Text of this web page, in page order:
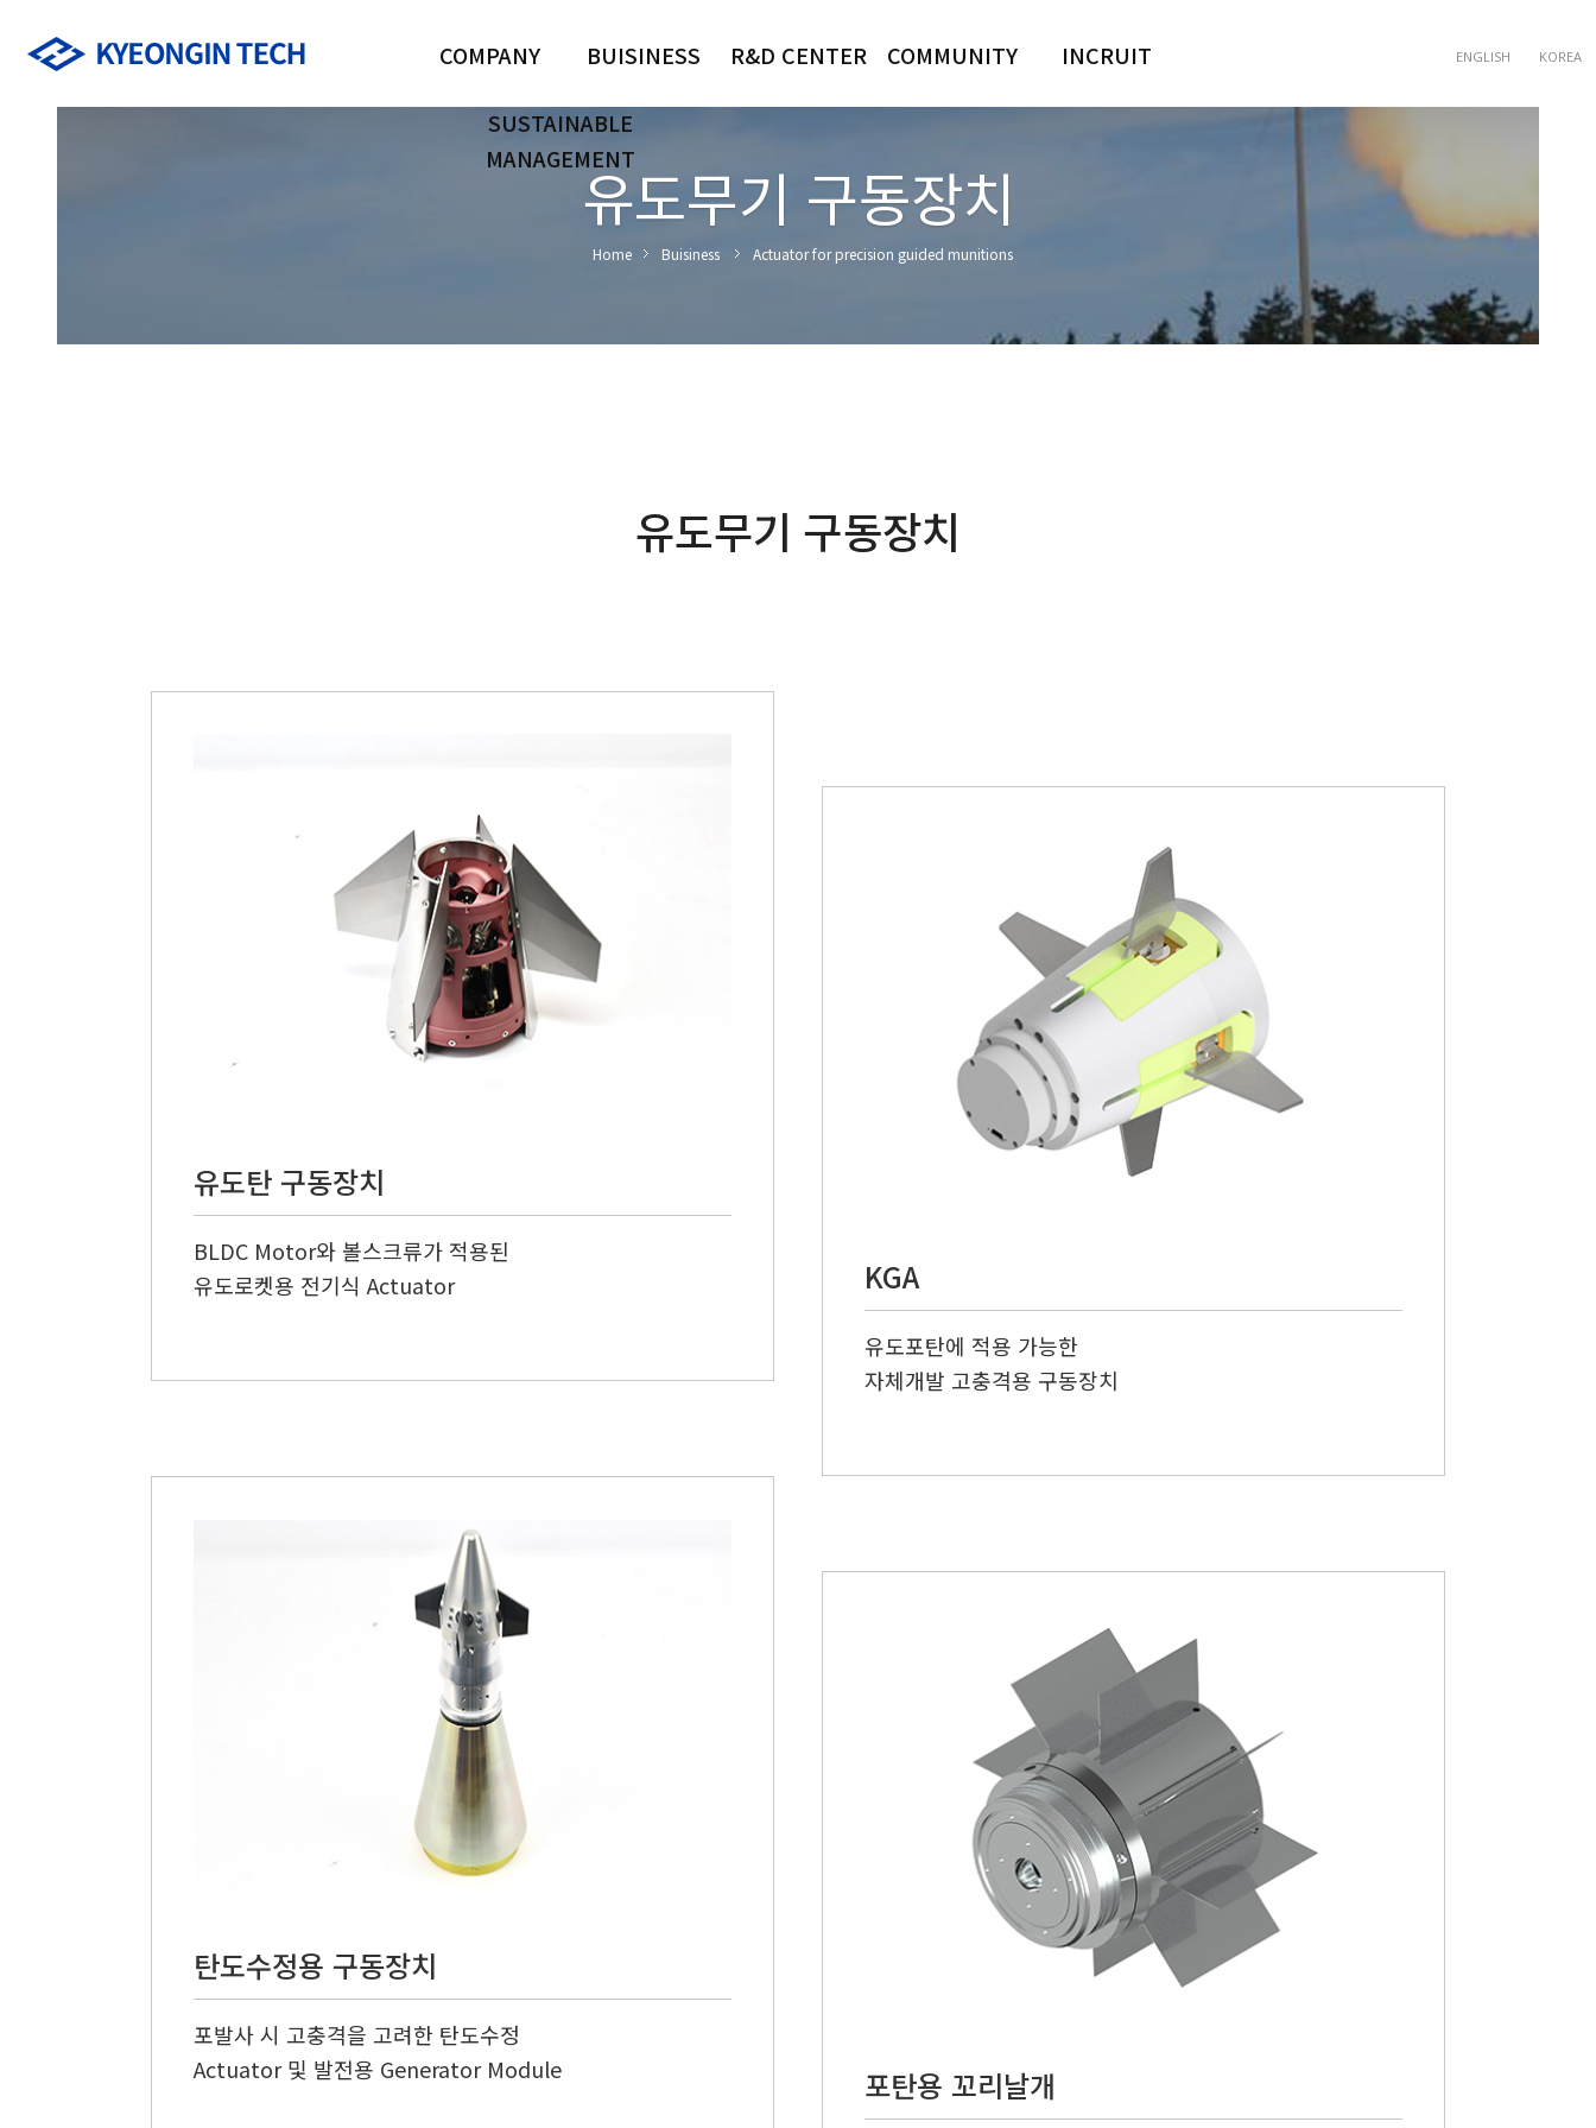
ENGLISH KOREA
COMPANY
회사소개
BUISINESS
한눈에 보기
유도무기 구동장치
구동장치 응용모듈
정밀가공분야
R&D CENTER
연구성과
COMMUNITY
갤러리
홍보자료
자유게시판
INCRUIT
SUSTAINABLE
MANAGEMENT유도무기 구동장치
Home Buisiness Actuator for precision guided munitions
유도무기 구동장치
유도탄 구동장치
BLDC Motor와 볼스크류가 적용된
유도로켓용 전기식 Actuator
탄도수정용 구동장치
포발사 시 고충격을 고려한 탄도수정
Actuator 및 발전용 Generator Module
KGA
유도포탄에 적용 가능한
자체개발 고충격용 구동장치
포탄용 꼬리날개